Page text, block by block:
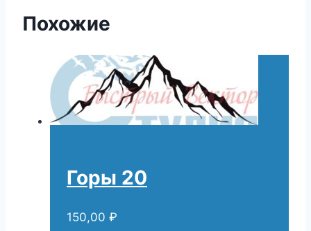
Похожие
Горы 20
150,00 ₽